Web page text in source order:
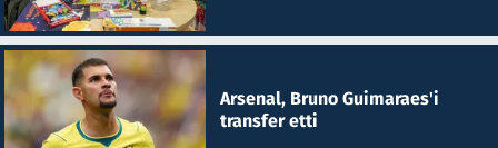
Arsenal, Bruno Guimaraes'i
transfer etti